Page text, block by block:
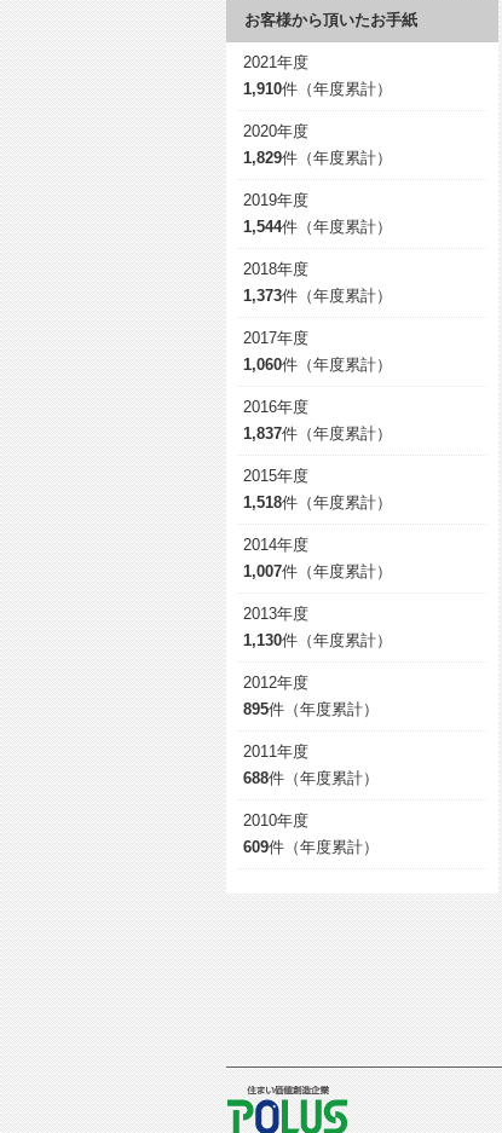
お客様から頂いたお手紙
2021年度
1,910件（年度累計）
2020年度
1,829件（年度累計）
2019年度
1,544件（年度累計）
2018年度
1,373件（年度累計）
2017年度
1,060件（年度累計）
2016年度
1,837件（年度累計）
2015年度
1,518件（年度累計）
2014年度
1,007件（年度累計）
2013年度
1,130件（年度累計）
2012年度
895件（年度累計）
2011年度
688件（年度累計）
2010年度
609件（年度累計）